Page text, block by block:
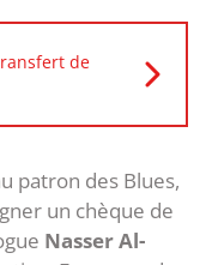
de
patron des Blues,
un chèque de
Nasser Al-